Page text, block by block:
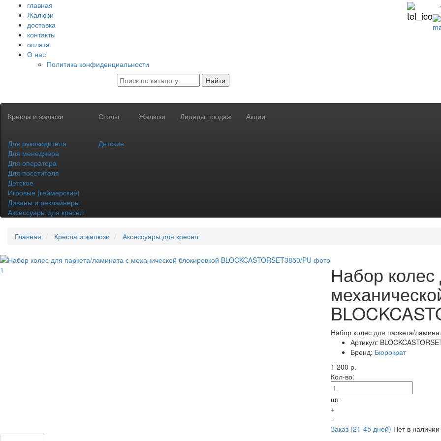
главная
Жалюзи
доставка
контакты
оплата
О нас
Политика конфиденциальности
Найти
Кресла и жалюзи
Для руководителя
Для менеджера
Для оператора
Для посетителя
Детское
Игровые (геймерские)
Диваны и реклайнеры
Аксессуары для кресел
Столы
Детские
Жалюзи Лидеры продаж Акции
Главная Кресла и жалюзи Аксессуары для кресел
Набор
Набор колес для паркета/
Артикул:
Бренд: Бюрократ
1 200 р.
Кол-во:
шт
+
-
Заказ (21-45 дней) Нет в наличии